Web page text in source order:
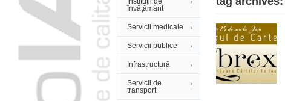
învățământ
Servicii medicale
Servicii publice
Infrastructură
Servicii de
transport